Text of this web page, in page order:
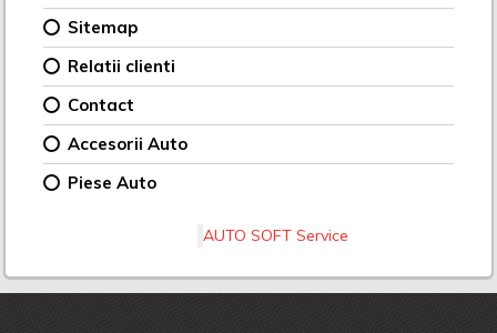
Sitemap
Relatii clienti
Contact
Accesorii Auto
Piese Auto
AUTO SOFT Service